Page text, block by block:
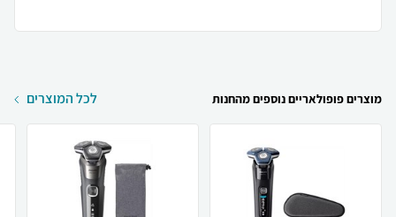
מוצרים פופולאריים נוספים מהחנות לכל המוצרים